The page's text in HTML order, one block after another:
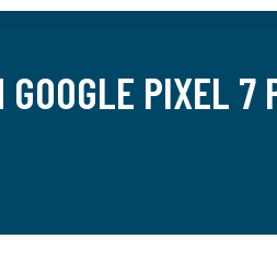
PIXEL 7